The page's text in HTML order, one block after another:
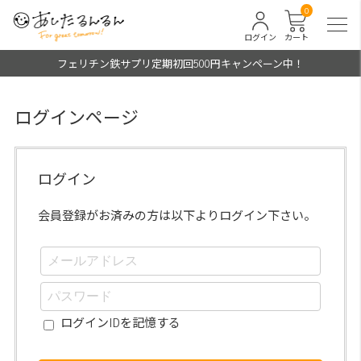
カート
0
ログイン
フェリチン鉄サプリ定期初回500円キャンペーン中！
ログインページ
ログイン
会員登録がお済みの方は以下よりログイン下さい。
ログインIDを記憶する